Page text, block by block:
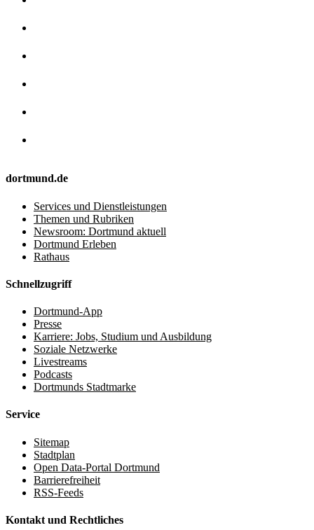
dortmund.de
Services und Dienstleistungen
Themen und Rubriken
Newsroom: Dortmund aktuell
Dortmund Erleben
Rathaus
Schnellzugriff
Dortmund-App
Presse
Karriere: Jobs, Studium und Ausbildung
Soziale Netzwerke
Livestreams
Podcasts
Dortmunds Stadtmarke
Service
Sitemap
Stadtplan
Open Data-Portal Dortmund
Barrierefreiheit
RSS-Feeds
Kontakt und Rechtliches